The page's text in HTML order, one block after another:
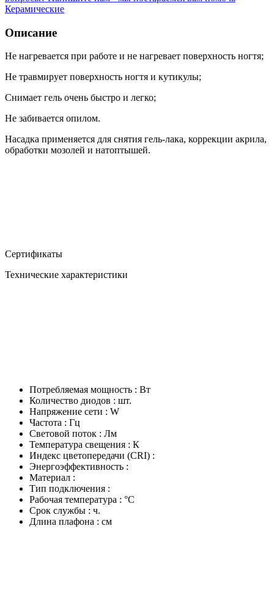
Керамические
Описание
Не нагревается при работе и не нагревает поверхность ногтя;
Не травмирует поверхность ногтя и кутикулы;
Снимает гель очень быстро и легко;
Не забивается опилом.
Насадка применяется для снятия гель-лака, коррекции акрила,
обработки мозолей и натоптышей.
Сертификаты
Технические характеристики
Потребляемая мощность : Вт
Количество диодов : шт.
Напряжение сети : W
Частота : Гц
Световой поток : Лм
Температура свещения : К
Индекс цветопередачи (CRI) :
Энергоэффективность :
Материал :
Тип подключения :
Рабочая температура : °C
Срок службы : ч.
Длина плафона : см